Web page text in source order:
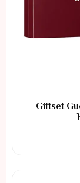
Giftset